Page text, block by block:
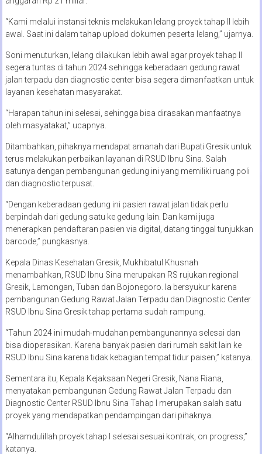
“Kami melalui instansi teknis melakukan lelang proyek tahap II lebih
awal. Saat ini dalam tahap upload dokumen peserta lelang,” ujarnya.
Soni menuturkan, lelang dilakukan lebih awal agar proyek tahap II
segera tuntas di tahun 2024 sehingga keberadaan gedung rawat
jalan terpadu dan diagnostic center bisa segera dimanfaatkan untuk
layanan kesehatan masyarakat.
“Harapan tahun ini selesai, sehingga bisa dirasakan manfaatnya
oleh masyatakat,” ucapnya.
Ditambahkan, pihaknya mendapat amanah dari Bupati Gresik untuk
terus melakukan perbaikan layanan di RSUD Ibnu Sina. Salah
satunya dengan pembangunan gedung ini yang memiliki ruang poli
dan diagnostic terpusat.
“Dengan keberadaan gedung ini pasien rawat jalan tidak perlu
berpindah dari gedung satu ke gedung lain. Dan kami juga
menerapkan pendaftaran pasien via digital, datang tinggal tunjukkan
barcode,” pungkasnya.
Kepala Dinas Kesehatan Gresik, Mukhibatul Khusnah
menambahkan, RSUD Ibnu Sina merupakan RS rujukan regional
Gresik, Lamongan, Tuban dan Bojonegoro. Ia bersyukur karena
pembangunan Gedung Rawat Jalan Terpadu dan Diagnostic Center
RSUD Ibnu Sina Gresik tahap pertama sudah rampung.
“Tahun 2024 ini mudah-mudahan pembangunannya selesai dan
bisa dioperasikan. Karena banyak pasien dari rumah sakit lain ke
RSUD Ibnu Sina karena tidak kebagian tempat tidur paisen,” katanya.
Sementara itu, Kepala Kejaksaan Negeri Gresik, Nana Riana,
menyatakan pembangunan Gedung Rawat Jalan Terpadu dan
Diagnostic Center RSUD Ibnu Sina Tahap I merupakan salah satu
proyek yang mendapatkan pendampingan dari pihaknya.
“Alhamdulillah proyek tahap I selesai sesuai kontrak, on progress,”
katanya.